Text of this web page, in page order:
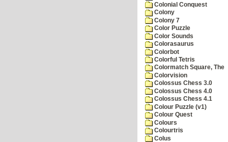
Colonial Conquest
Colony
Colony 7
Color Puzzle
Color Sounds
Colorasaurus
Colorbot
Colorful Tetris
Colormatch Square, The
Colorvision
Colossus Chess 3.0
Colossus Chess 4.0
Colossus Chess 4.1
Colour Puzzle (v1)
Colour Quest
Colours
Colourtris
Colus